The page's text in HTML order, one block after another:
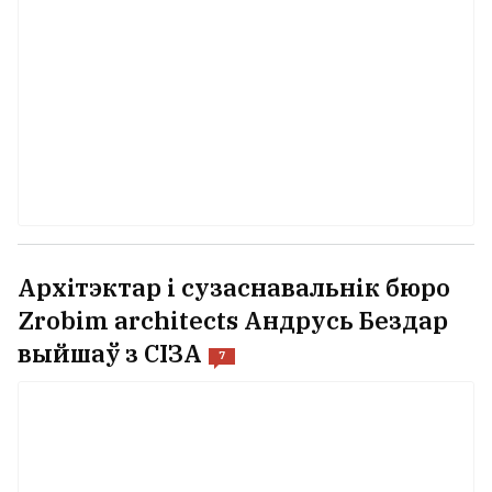
Архітэктар і сузаснавальнік бюро
Zrobim architects Андрусь Бездар
выйшаў з СІЗА
7